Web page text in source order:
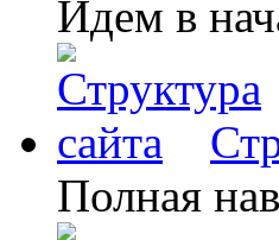
Идем в
Полная